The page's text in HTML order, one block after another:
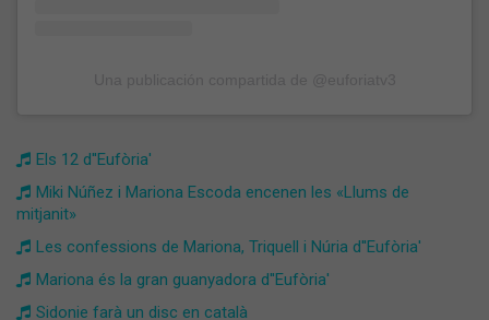
Els 12 d''Eufòria'
Miki Núñez i Mariona Escoda encenen les «Llums de
mitjanit»
Les confessions de Mariona, Triquell i Núria d''Eufòria'
Mariona és la gran guanyadora d''Eufòria'
Sidonie farà un disc en català